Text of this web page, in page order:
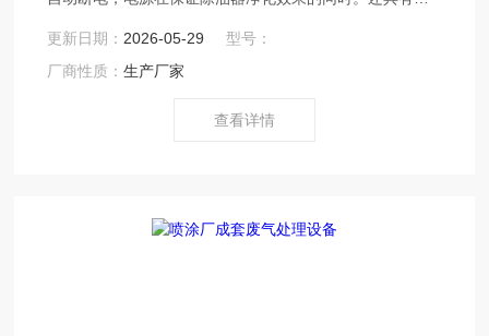
心。
更新日期： 2026-05-29
型号：
厂商性质：生产厂家
查看详情